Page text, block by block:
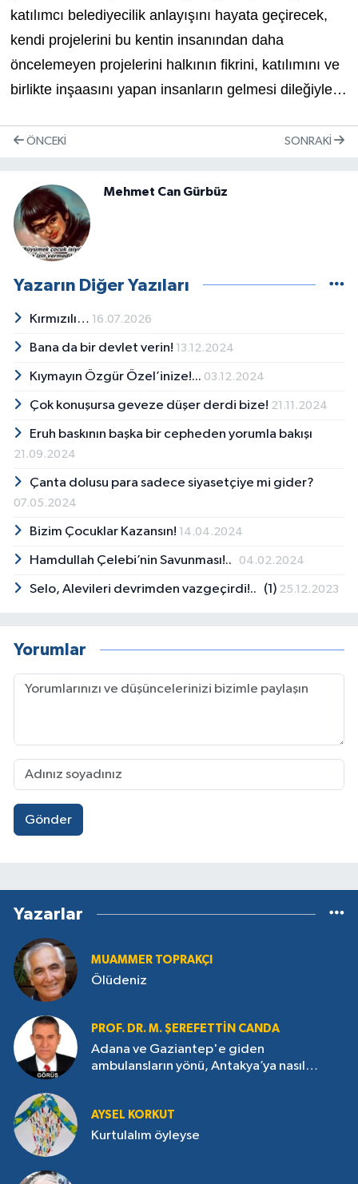
katılımcı belediyecilik anlayışını hayata geçirecek,
kendi projelerini bu kentin insanından daha
öncelemeyen projelerini halkının fikrini, katılımını ve
birlikte inşaasını yapan insanların gelmesi dileğiyle…
ÖNCEKI SONRAKI
Mehmet Can Gürbüz
Yazarın Diğer Yazıları
Kırmızılı… 16.07.2026
Bana da bir devlet verin! 13.12.2024
Kıymayın Özgür Özel’inize!... 03.12.2024
Çok konuşursa geveze düşer derdi bize! 21.11.2024
Eruh baskının başka bir cepheden yorumla bakışı
21.09.2024
Çanta dolusu para sadece siyasetçiye mi gider?
07.05.2024
Bizim Çocuklar Kazansın! 14.04.2024
Hamdullah Çelebi’nin Savunması!.. 04.02.2024
Selo, Alevileri devrimden vazgeçirdi!.. (1) 25.12.2023
Yorumlar
Gönder
Yazarlar
MUAMMER TOPRAKÇI
Ölüdeniz
PROF. DR. M. ŞEREFETTIN CANDA
Adana ve Gaziantep'e giden
ambulansların yönü, Antakya’ya nasıl
AYSEL KORKUT
Kurtulalım öyleyse